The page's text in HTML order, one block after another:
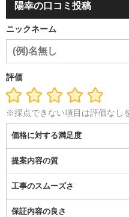
陽幸の口コミ投稿
ニックネーム
評価
※採点できない項目は評価なし
価格に対する満足度
提案内容の質
工事のスムーズさ
保証内容の良さ